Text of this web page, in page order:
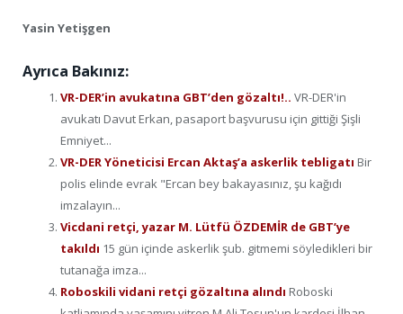
Yasin Yetişgen
Ayrıca Bakınız:
VR-DER’in avukatına GBT’den gözaltı!.. VR-DER'in
avukatı Davut Erkan, pasaport başvurusu için gittiği Şişli
Emniyet...
VR-DER Yöneticisi Ercan Aktaş’a askerlik tebligatı Bir
polis elinde evrak "Ercan bey bakayasınız, şu kağıdı
imzalayın...
Vicdani retçi, yazar M. Lütfü ÖZDEMİR de GBT’ye
takıldı 15 gün içinde askerlik şub. gitmemi söyledikleri bir
tutanağa imza...
Roboskili vidani retçi gözaltına alındı Roboski